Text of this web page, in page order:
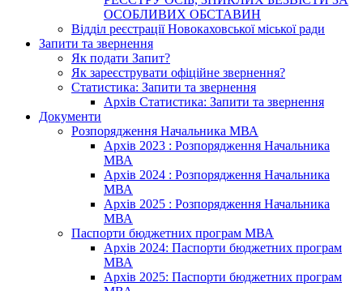
ОСОБЛИВИХ ОБСТАВИН
Відділ реєстрації Новокаховської міської ради
Запити та звернення
Як подати Запит?
Як зареєструвати офіційне звернення?
Статистика: Запити та звернення
Архів Статистика: Запити та звернення
Документи
Розпорядження Начальника МВА
Архів 2023 : Розпорядження Начальника
МВА
Архів 2024 : Розпорядження Начальника
МВА
Архів 2025 : Розпорядження Начальника
МВА
Паспорти бюджетних програм МВА
Архів 2024: Паспорти бюджетних програм
МВА
Архів 2025: Паспорти бюджетних програм